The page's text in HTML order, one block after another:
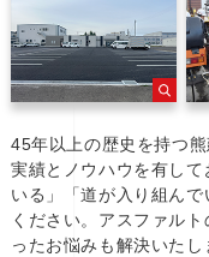
45年以上の歴史を持つ
実績とノウハウを有し
いる」「道が入り組ん
ください。アスファル
ったお悩みも解決いたし